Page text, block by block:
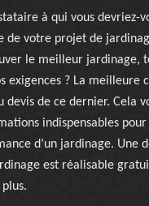
à qui vous devriez-
de votre projet de
le meilleur jardinage,
exigences ? La meilleure
devis de ce dernier. Cela
indispensables
d’un jardinage. Une
est réalisable